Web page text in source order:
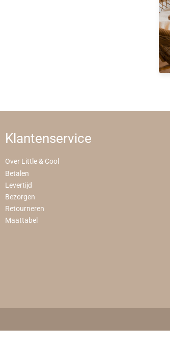
Klantenservice
Over Little & Cool
Betalen
Levertijd
Bezorgen
Retourneren
Maattabel